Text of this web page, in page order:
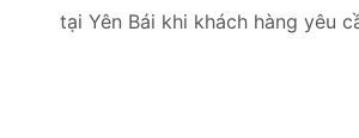
tại Yên Bái khi khách hàng yêu